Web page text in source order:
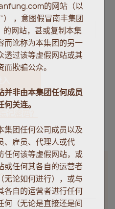
的网站（以
） ，意图假冒南丰集团
的网站，甚或复制本集
而讹称为本集团的另一
透过该等虚假网站或其
欺骗公众。
并非由本集团任何成员
关连。
集团任何公司成员以及
、雇员、代理人或代
任何该等虚假网站，或
或任何其各自的运营者
无论如何进行），或与
各自的运营者进行任何
何（无论是直接还是间